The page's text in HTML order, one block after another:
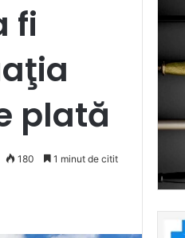
fi
plată
180 1 minut de citit